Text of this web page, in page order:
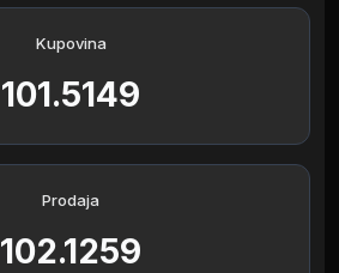
Kupovina
101.5149
Prodaja
102.1259